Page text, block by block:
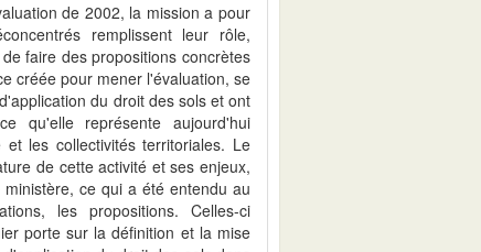
de 2002, la mission a pour
remplissent leur rôle,
faire des propositions concrètes
créée pour mener l'évaluation, se
du droit des sols et ont
qu'elle représente aujourd'hui
les collectivités territoriales. Le
de cette activité et ses enjeux,
ce qui a été entendu au
les propositions. Celles-ci
porte sur la définition et la mise